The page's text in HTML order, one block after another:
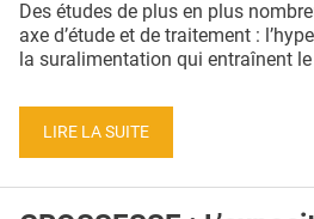
QUI SOMMES-NOUS ?
CONDITIONS GÉNÉRALES
Des études de plus en plus
axe d’étude et de traitement :
la suralimentation qui entraînent le
LIRE LA SUITE